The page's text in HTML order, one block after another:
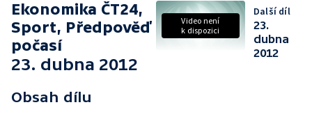
Ekonomika ČT24,
Sport, Předpověď
počasí
23. dubna 2012
Obsah dílu
Video není
k dispozici
Další díl
23.
dubna
2012